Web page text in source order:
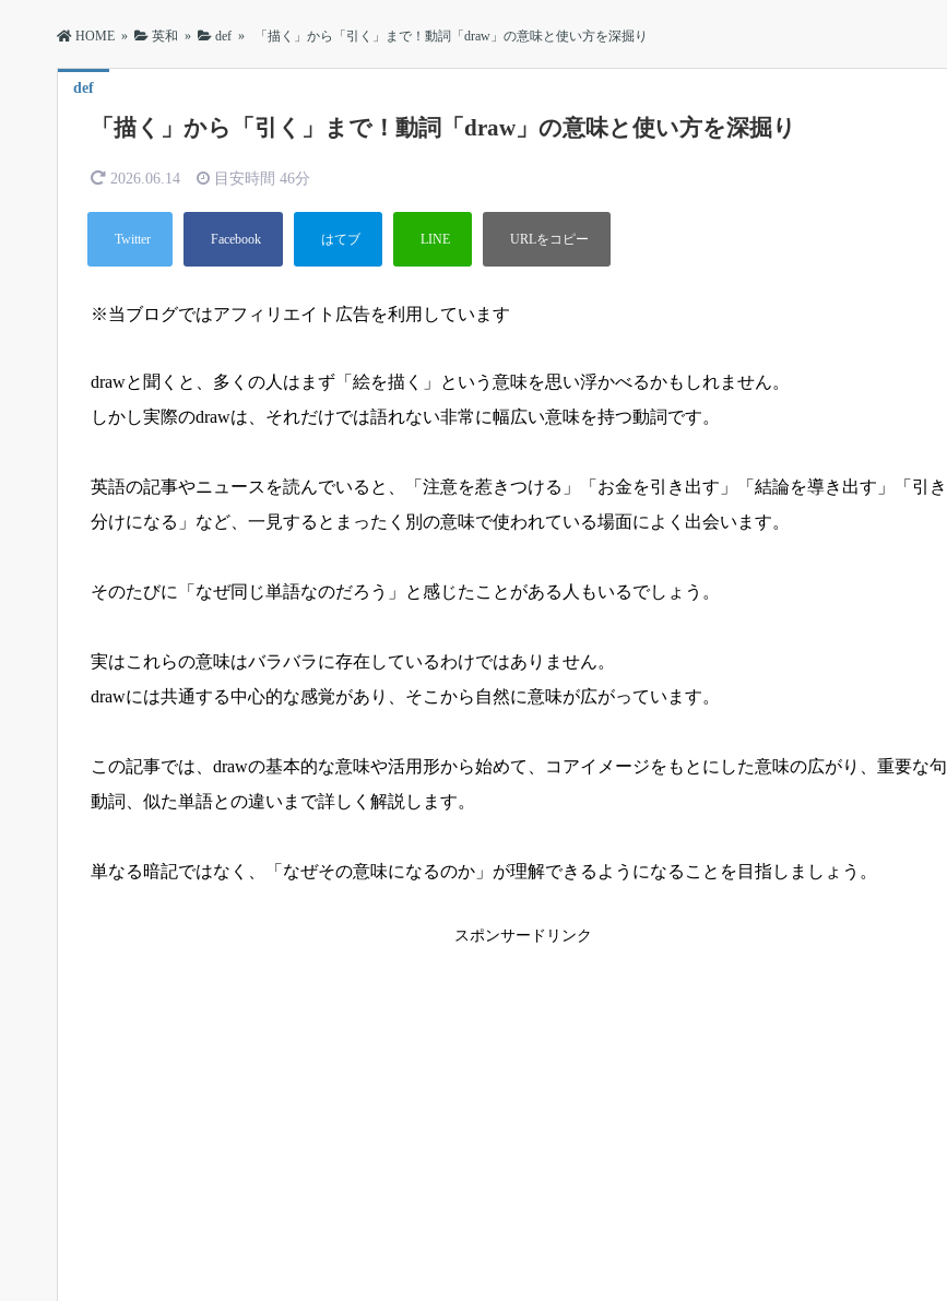
HOME » 英和 » def » 「描く」から「引く」まで！動詞「draw」の意味と使い方を深掘り
def
「描く」から「引く」まで！動詞「draw」の意味と使い方を深掘り
2026.06.14 目安時間 46分
※当ブログではアフィリエイト広告を利用しています
drawと聞くと、多くの人はまず「絵を描く」という意味を思い浮かべるかもしれません。
しかし実際のdrawは、それだけでは語れない非常に幅広い意味を持つ動詞です。
英語の記事やニュースを読んでいると、「注意を惹きつける」「お金を引き出す」「結論を導き出す」「引き
分けになる」など、一見するとまったく別の意味で使われている場面によく出会います。
そのたびに「なぜ同じ単語なのだろう」と感じたことがある人もいるでしょう。
実はこれらの意味はバラバラに存在しているわけではありません。
drawには共通する中心的な感覚があり、そこから自然に意味が広がっています。
この記事では、drawの基本的な意味や活用形から始めて、コアイメージをもとにした意味の広がり、重要な句
動詞、似た単語との違いまで詳しく解説します。
単なる暗記ではなく、「なぜその意味になるのか」が理解できるようになることを目指しましょう。
スポンサードリンク